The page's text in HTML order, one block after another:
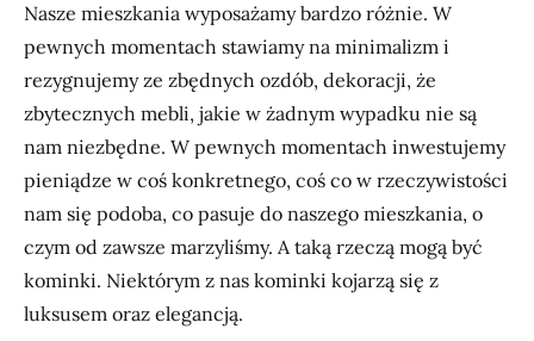
Nasze mieszkania wyposażamy bardzo różnie. W
pewnych momentach stawiamy na minimalizm i
rezygnujemy ze zbędnych ozdób, dekoracji, że
zbytecznych mebli, jakie w żadnym wypadku nie są
nam niezbędne. W pewnych momentach inwestujemy
pieniądze w coś konkretnego, coś co w rzeczywistości
nam się podoba, co pasuje do naszego mieszkania, o
czym od zawsze marzyliśmy. A taką rzeczą mogą być
kominki. Niektórym z nas kominki kojarzą się z
luksusem oraz elegancją.